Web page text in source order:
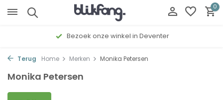
0
Gratis cadeau inpakservice
Terug Home Merken Monika Petersen
Monika Petersen